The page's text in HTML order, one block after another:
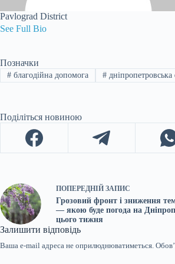
Pavlograd District
See Full Bio
Позначки
#благодійна допомога #дніпропетровська
Поділіться новиною
ПОПЕРЕДНІЙ ЗАПИС
Грозовий фронт і зниження
— якою буде погода на
цього тижня
Залишити відповідь
Ваша e-mail адреса не оприлюднюватиметься.